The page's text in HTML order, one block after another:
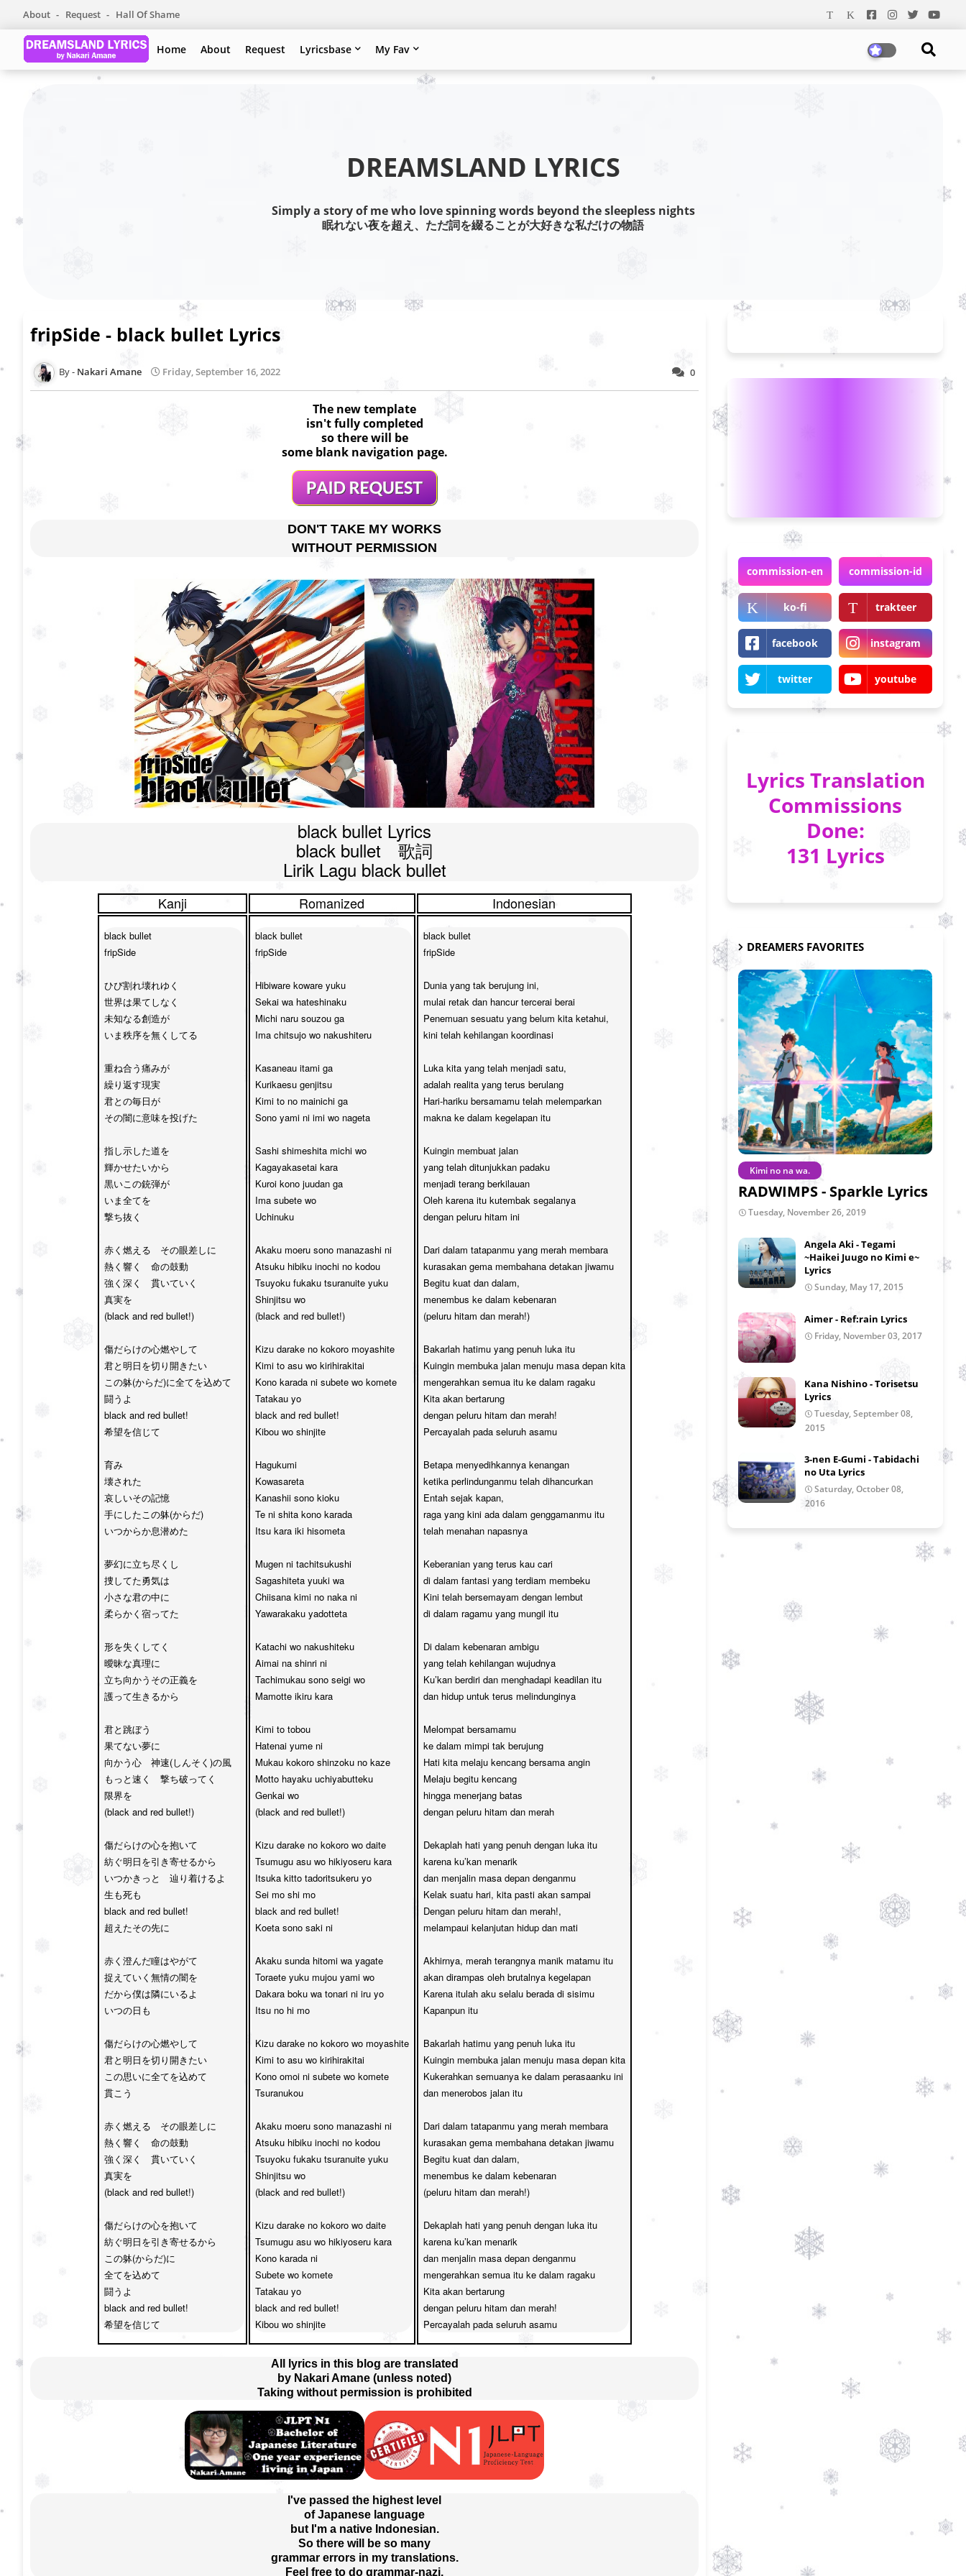
About Request Hall Of Shame
Home About Request Lyricsbase My Fav
DREAMSLAND LYRICS
Simply a story of me who love spinning words beyond the sleepless nights
眠れない夜を超え、ただ詞を綴ることが大好きな私だけの物語
fripSide - black bullet Lyrics
0
Nakari Amane Friday, September 16, 2022
The new template
isn't fully completed
so there will be
some blank navigation page.
DON'T TAKE MY WORKS
WITHOUT PERMISSION
black bullet Lyrics
black bullet　歌詞
Lirik Lagu black bullet
Kanji Romanized Indonesian
black bullet
fripSide
ひび割れ壊れゆく
世界は果てしなく
未知なる創造が
いま秩序を無くしてる
重ね合う痛みが
繰り返す現実
君との毎日が
その闇に意味を投げた
指し示した道を
輝かせたいから
黒いこの銃弾が
いま全てを
撃ち抜く
赤く燃える　その眼差しに
熱く響く　命の鼓動
強く深く　貫いていく
真実を
(black and red bullet!)
傷だらけの心燃やして
君と明日を切り開きたい
この躰(からだ)に全てを込めて
闘うよ
black and red bullet!
希望を信じて
育み
壊された
哀しいその記憶
手にしたこの躰(からだ)
いつからか息潜めた
夢幻に立ち尽くし
捜してた勇気は
小さな君の中に
柔らかく宿ってた
形を失くしてく
曖昧な真理に
立ち向かうその正義を
護って生きるから
君と跳ぼう
果てない夢に
向かう心　神速(しんそく)の風
もっと速く　撃ち破ってく
限界を
(black and red bullet!)
傷だらけの心を抱いて
紡ぐ明日を引き寄せるから
いつかきっと　辿り着けるよ
生も死も
black and red bullet!
超えたその先に
赤く澄んだ瞳はやがて
捉えていく無情の闇を
だから僕は隣にいるよ
いつの日も
傷だらけの心燃やして
君と明日を切り開きたい
この思いに全てを込めて
貫こう
赤く燃える　その眼差しに
熱く響く　命の鼓動
強く深く　貫いていく
真実を
(black and red bullet!)
傷だらけの心を抱いて
紡ぐ明日を引き寄せるから
この躰(からだ)に
全てを込めて
闘うよ
black and red bullet!
希望を信じて
black bullet
fripSide
Hibiware koware yuku
Sekai wa hateshinaku
Michi naru souzou ga
Ima chitsujo wo nakushiteru
Kasaneau itami ga
Kurikaesu genjitsu
Kimi to no mainichi ga
Sono yami ni imi wo nageta
Sashi shimeshita michi wo
Kagayakasetai kara
Kuroi kono juudan ga
Ima subete wo
Uchinuku
Akaku moeru sono manazashi ni
Atsuku hibiku inochi no kodou
Tsuyoku fukaku tsuranuite yuku
Shinjitsu wo
(black and red bullet!)
Kizu darake no kokoro moyashite
Kimi to asu wo kirihirakitai
Kono karada ni subete wo komete
Tatakau yo
black and red bullet!
Kibou wo shinjite
Hagukumi
Kowasareta
Kanashii sono kioku
Te ni shita kono karada
Itsu kara iki hisometa
Mugen ni tachitsukushi
Sagashiteta yuuki wa
Chiisana kimi no naka ni
Yawarakaku yadotteta
Katachi wo nakushiteku
Aimai na shinri ni
Tachimukau sono seigi wo
Mamotte ikiru kara
Kimi to tobou
Hatenai yume ni
Mukau kokoro shinzoku no kaze
Motto hayaku uchiyabutteku
Genkai wo
(black and red bullet!)
Kizu darake no kokoro wo daite
Tsumugu asu wo hikiyoseru kara
Itsuka kitto tadoritsukeru yo
Sei mo shi mo
black and red bullet!
Koeta sono saki ni
Akaku sunda hitomi wa yagate
Toraete yuku mujou yami wo
Dakara boku wa tonari ni iru yo
Itsu no hi mo
Kizu darake no kokoro wo moyashite
Kimi to asu wo kirihirakitai
Kono omoi ni subete wo komete
Tsuranukou
Akaku moeru sono manazashi ni
Atsuku hibiku inochi no kodou
Tsuyoku fukaku tsuranuite yuku
Shinjitsu wo
(black and red bullet!)
Kizu darake no kokoro wo daite
Tsumugu asu wo hikiyoseru kara
Kono karada ni
Subete wo komete
Tatakau yo
black and red bullet!
Kibou wo shinjite
black bullet
fripSide
Dunia yang tak berujung ini,
mulai retak dan hancur tercerai berai
Penemuan sesuatu yang belum kita ketahui,
kini telah kehilangan koordinasi
Luka kita yang telah menjadi satu,
adalah realita yang terus berulang
Hari-hariku bersamamu telah melemparkan
makna ke dalam kegelapan itu
Kuingin membuat jalan
yang telah ditunjukkan padaku
menjadi terang berkilauan
Oleh karena itu kutembak segalanya
dengan peluru hitam ini
Dari dalam tatapanmu yang merah membara
kurasakan gema membahana detakan jiwamu
Begitu kuat dan dalam,
menembus ke dalam kebenaran
(peluru hitam dan merah!)
Bakarlah hatimu yang penuh luka itu
Kuingin membuka jalan menuju masa depan kita
mengerahkan semua itu ke dalam ragaku
Kita akan bertarung
dengan peluru hitam dan merah!
Percayalah pada seluruh asamu
Betapa menyedihkannya kenangan
ketika perlindunganmu telah dihancurkan
Entah sejak kapan,
raga yang kini ada dalam genggamanmu itu
telah menahan napasnya
Keberanian yang terus kau cari
di dalam fantasi yang terdiam membeku
Kini telah bersemayam dengan lembut
di dalam ragamu yang mungil itu
Di dalam kebenaran ambigu
yang telah kehilangan wujudnya
Ku’kan berdiri dan menghadapi keadilan itu
dan hidup untuk terus melindunginya
Melompat bersamamu
ke dalam mimpi tak berujung
Hati kita melaju kencang bersama angin
Melaju begitu kencang
hingga menerjang batas
dengan peluru hitam dan merah
Dekaplah hati yang penuh dengan luka itu
karena ku’kan menarik
dan menjalin masa depan denganmu
Kelak suatu hari, kita pasti akan sampai
Dengan peluru hitam dan merah!,
melampaui kelanjutan hidup dan mati
Akhirnya, merah terangnya manik matamu itu
akan dirampas oleh brutalnya kegelapan
Karena itulah aku selalu berada di sisimu
Kapanpun itu
Bakarlah hatimu yang penuh luka itu
Kuingin membuka jalan menuju masa depan kita
Kukerahkan semuanya ke dalam perasaanku ini
dan menerobos jalan itu
Dari dalam tatapanmu yang merah membara
kurasakan gema membahana detakan jiwamu
Begitu kuat dan dalam,
menembus ke dalam kebenaran
(peluru hitam dan merah!)
Dekaplah hati yang penuh dengan luka itu
karena ku’kan menarik
dan menjalin masa depan denganmu
mengerahkan semua itu ke dalam ragaku
Kita akan bertarung
dengan peluru hitam dan merah!
Percayalah pada seluruh asamu
All lyrics in this blog are translated
by Nakari Amane (unless noted)
Taking without permission is prohibited
I've passed the highest level
of Japanese language
but I'm a native Indonesian.
So there will be so many
grammar errors in my translations.
Feel free to do grammar-nazi.
commission-en commission-id
ko-fi trakteer
facebook instagram
twitter youtube
Lyrics Translation
Commissions
Done:
131 Lyrics
DREAMERS FAVORITES
Kimi no na wa.
RADWIMPS - Sparkle Lyrics
Tuesday, November 26, 2019
Angela Aki - Tegami
~Haikei Juugo no Kimi e~
Lyrics
Sunday, May 17, 2015
Aimer - Ref:rain Lyrics
Friday, November 03, 2017
Kana Nishino - Torisetsu
Lyrics
Tuesday, September 08,
2015
3-nen E-Gumi - Tabidachi
no Uta Lyrics
Saturday, October 08,
2016